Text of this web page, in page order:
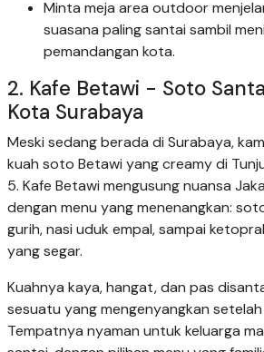
Minta meja area outdoor
suasana paling santai sambil
pemandangan kota.
2. Kafe Betawi - Soto
Kota Surabaya
Meski sedang berada di Surabaya,
kuah soto Betawi yang creamy di
5. Kafe Betawi mengusung nuansa
dengan menu yang menenangkan:
gurih, nasi uduk empal, sampai
yang segar.
Kuahnya kaya, hangat, dan pas
sesuatu yang mengenyangkan setelah
Tempatnya nyaman untuk keluarga